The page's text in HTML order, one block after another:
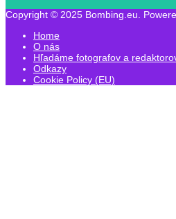
Copyright © 2025 Bombing.eu.
Home
O nás
Hľadáme fotografov a
Odkazy
Cookie Policy (EU)